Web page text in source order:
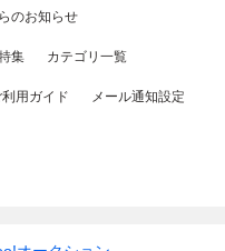
のお知らせ
集 カテゴリ一覧
用ガイド メール通知設定